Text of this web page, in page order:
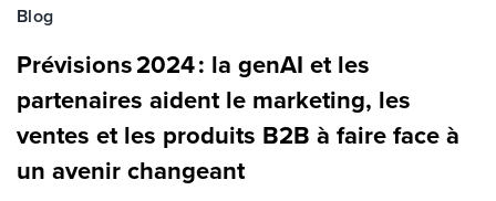
Blog
Prévisions 2024 : la genAI et les
partenaires aident le marketing, les
ventes et les produits B2B à faire face à
un avenir changeant